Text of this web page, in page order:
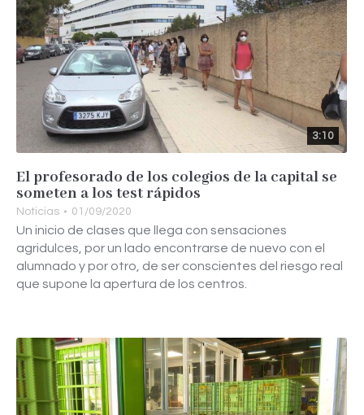
3:10
El profesorado de los colegios de la capital se
someten a los test rápidos
Noticias 01/09/2020
Un inicio de clases que llega con sensaciones
agridulces, por un lado encontrarse de nuevo con el
alumnado y por otro, de ser conscientes del riesgo real
que supone la apertura de los centros.